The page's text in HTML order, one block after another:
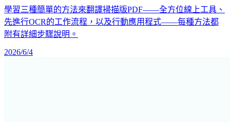
學習三種簡單的方法來翻譯掃描版PDF——全方位線上工具、
先進行OCR的工作流程，以及行動應用程式——每種方法都
附有詳細步驟說明。
2026/6/4